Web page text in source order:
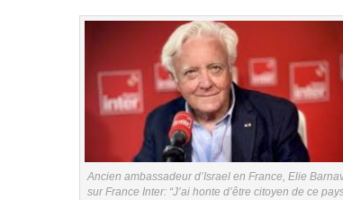
Ancien ambassadeur d’Israel en France, Elie
sur France Inter: “J’ai honte d’être citoyen de ce